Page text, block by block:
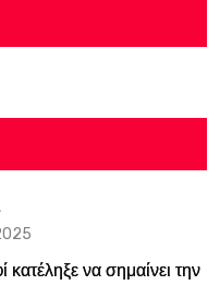
κατέληξε να σημαίνει την